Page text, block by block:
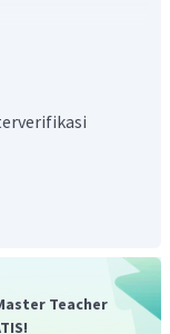
membuat
ini disebut
induksi
menarik
dilakukan
khusus atau
metode
Teacher